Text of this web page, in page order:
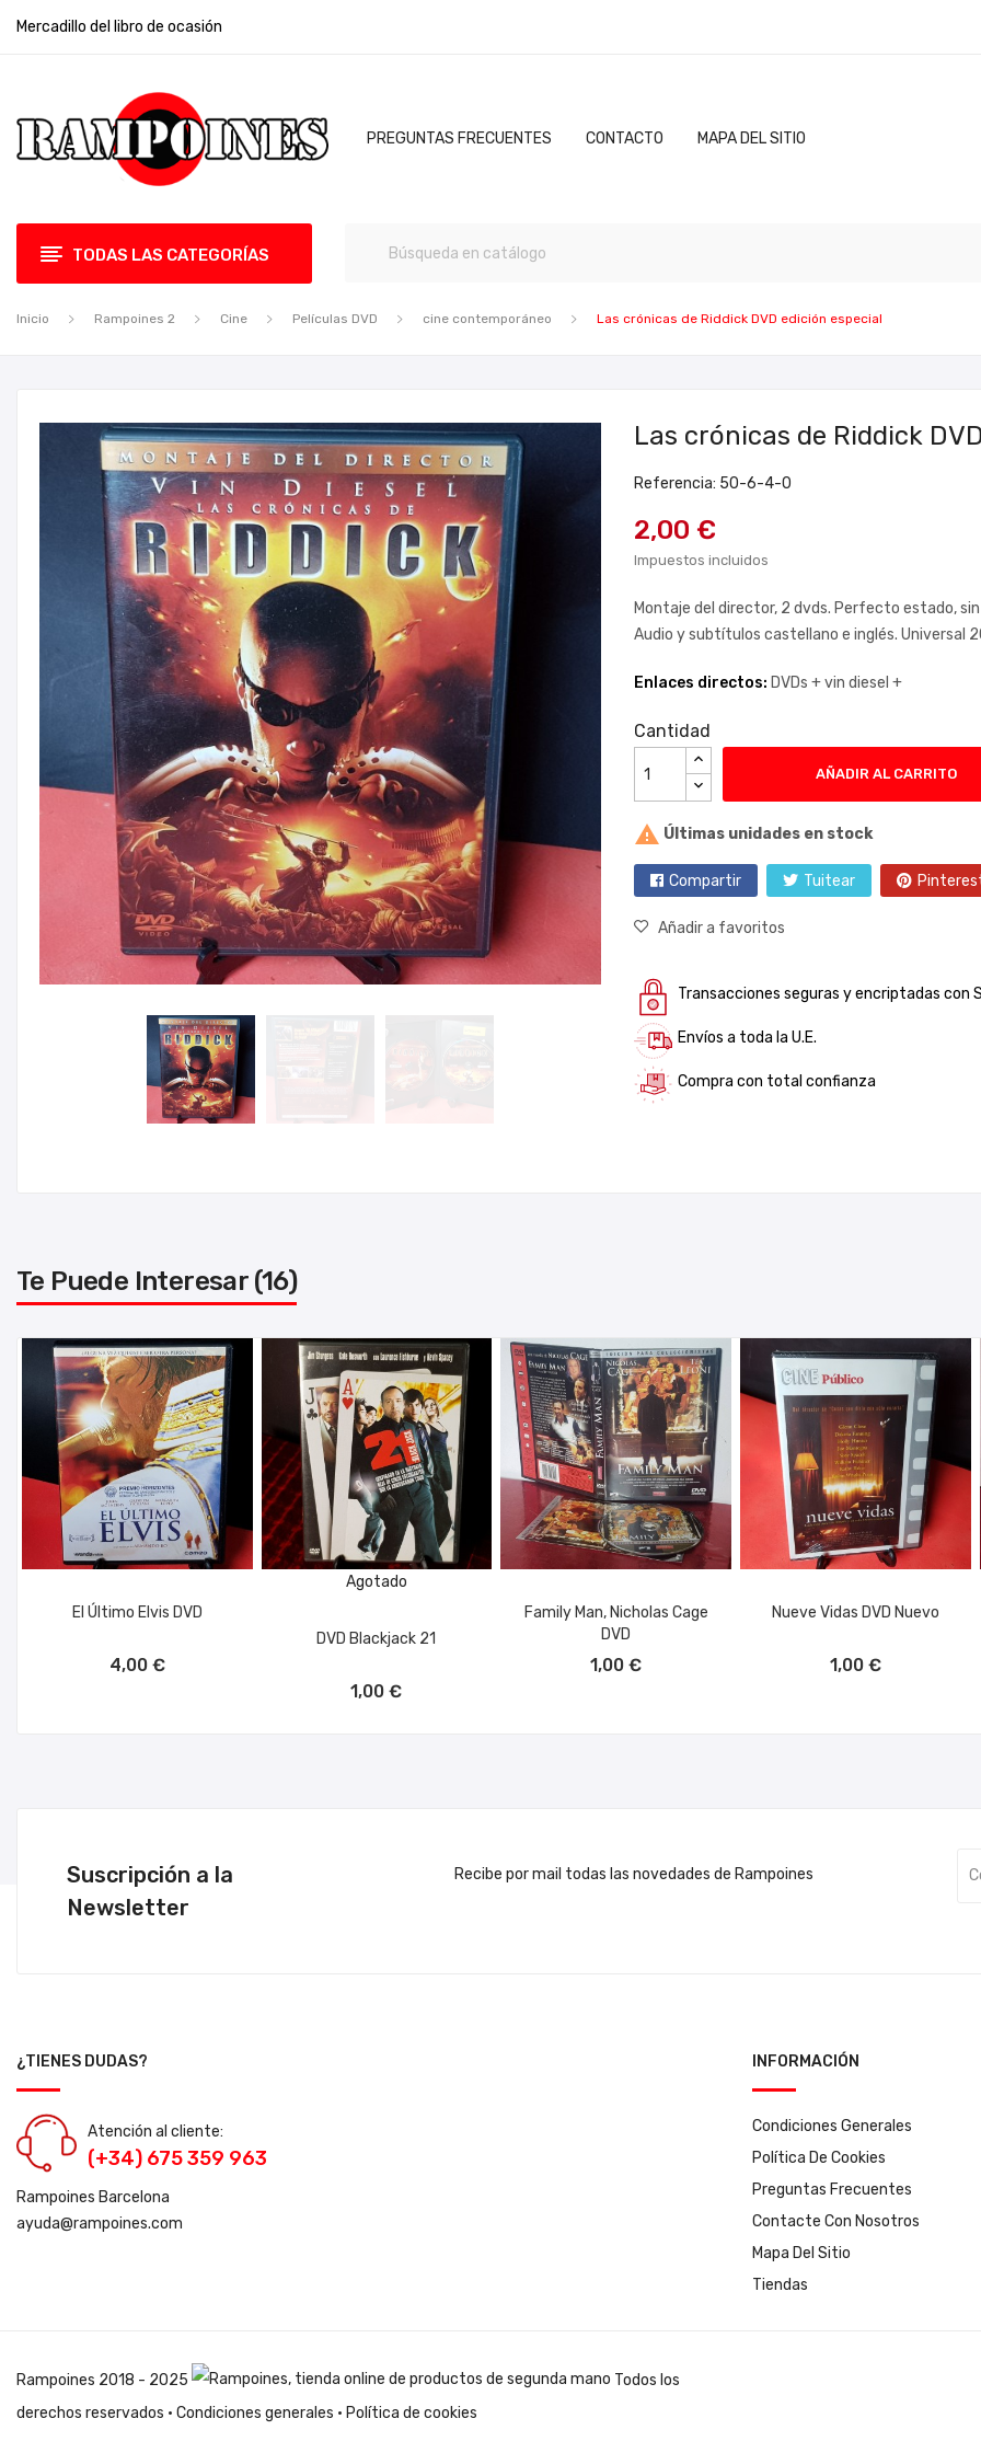
Mercadillo del libro de ocasión
PREGUNTAS FRECUENTES CONTACTO MAPA DEL SITIO
TODAS LAS CATEGORÍAS
Inicio Rampoines 2 Cine Películas DVD cine contemporáneo Las crónicas de Riddick DVD edición especial
Las crónicas de Riddick
Referencia: 50-6-4-0
2,00 €
Impuestos incluidos
Montaje del director, 2 dvds. Perfecto estado,
Audio y subtítulos castellano e inglés. Universal
Enlaces directos: DVDs +vin diesel +
Cantidad
AÑADIR AL CARRITO
 Últimas unidades en stock
Compartir Tuitear
Añadir a favoritos
Transacciones seguras y encriptadas con
Envíos a toda la U.E.
Compra con total confianza
Te Puede Interesar (16)
El Último Elvis DVD
4,00 €
Agotado
DVD Blackjack 21
1,00 €
Family Man, Nicholas Cage
DVD
1,00 €
Nueve Vidas DVD Nuevo
1,00 €
Suscripción a la
Newsletter
Recibe por mail todas las novedades de Rampoines
¿TIENES DUDAS?
Atención al cliente:
(+34) 675 359 963
Rampoines Barcelona
ayuda@rampoines.com
INFORMACIÓN
Condiciones Generales
Política De Cookies
Preguntas Frecuentes
Contacte Con Nosotros
Mapa Del Sitio
Tiendas
Rampoines 2018 - 2025
Todos los
derechos reservados · Condiciones generales · Política de cookies